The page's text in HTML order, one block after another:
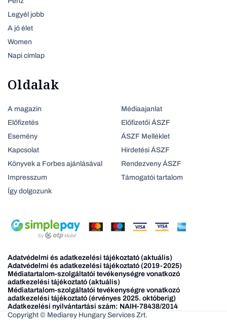
Legyél jobb
A jó élet
Women
Napi címlap
Oldalak
A magazin
Előfizetés
Esemény
Kapcsolat
Könyvek a Forbes ajánlásával
Impresszum
Így dolgozunk
Médiaajanlat
Előfizetői ÁSZF
ÁSZF Melléklet
Hirdetési ÁSZF
Rendezveny ÁSZF
Támogatói tartalom
Adatvédelmi és adatkezelési tájékoztató (aktuális)
Adatvédelmi és adatkezelési tájékoztató (2019-2025)
Médiatartalom-szolgáltatói tevékenységre vonatkozó
adatkezelési tájékoztató (aktuális)
Médiatartalom-szolgáltatói tevékenységre vonatkozó
adatkezelési tájékoztató (érvényes 2025. októberig)
Adatkezelési nyilvántartási szám: NAIH-78438/2014
Copyright © Mediarey Hungary Services Zrt.